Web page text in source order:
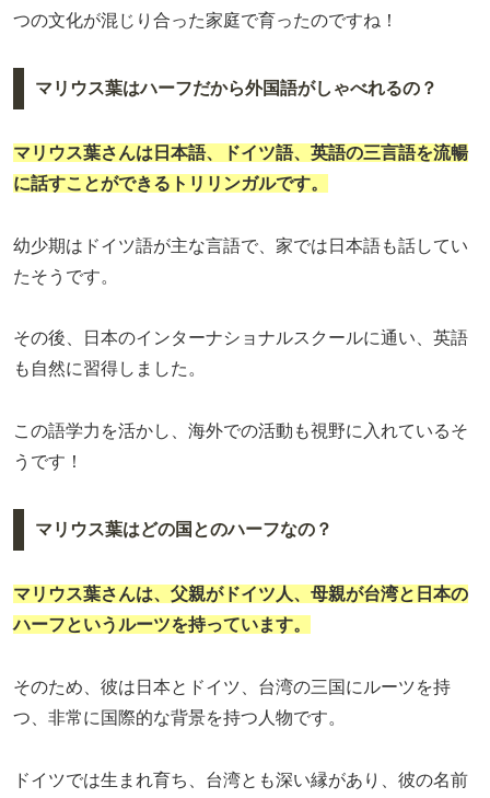
つの文化が混じり合った家庭で育ったのですね！
マリウス葉はハーフだから外国語がしゃべれるの？
マリウス葉さんは日本語、ドイツ語、英語の三言語を流暢
に話すことができるトリリンガルです。
幼少期はドイツ語が主な言語で、家では日本語も話してい
たそうです。
その後、日本のインターナショナルスクールに通い、英語
も自然に習得しました。
この語学力を活かし、海外での活動も視野に入れているそ
うです！
マリウス葉はどの国とのハーフなの？
マリウス葉さんは、父親がドイツ人、母親が台湾と日本の
ハーフというルーツを持っています。
そのため、彼は日本とドイツ、台湾の三国にルーツを持
つ、非常に国際的な背景を持つ人物です。
ドイツでは生まれ育ち、台湾とも深い縁があり、彼の名前